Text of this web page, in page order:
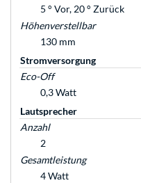
5 ° Vor, 20 ° Zurück
Höhenverstellbar
130 mm
Stromversorgung
Eco-Off
0,3 Watt
Lautsprecher
Anzahl
2
Gesamtleistung
4 Watt